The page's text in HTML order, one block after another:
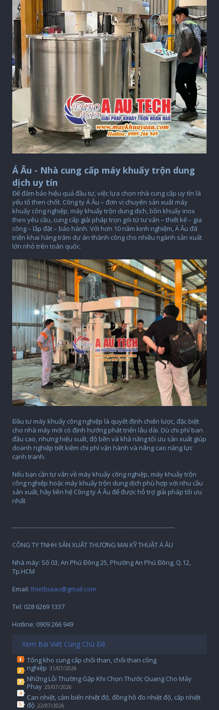
Á Âu - Nhà cung cấp máy khuấy trộn dung
dịch uy tín
Để đảm bảo hiệu quả đầu tư, việc lựa chọn nhà cung cấp uy tín là
yếu tố then chốt. Công ty Á Âu – đơn vị chuyên sản xuất máy
khuấy công nghiệp, máy khuấy trộn dung dịch, bồn khuấy inox
theo yêu cầu, cung cấp giải pháp trọn gói từ tư vấn – thiết kế – gia
công – lắp đặt – bảo hành. Với hơn 10 năm kinh nghiệm, Á Âu đã
triển khai hàng trăm dự án thành công cho nhiều ngành sản xuất
lớn nhỏ trên toàn quốc.
Đầu tư máy khuấy công nghiệp là quyết định chiến lược, đặc biệt
cho nhà máy mới có định hướng phát triển lâu dài. Dù chi phí ban
đầu cao, nhưng hiệu suất, độ bền và khả năng tối ưu sản xuất giúp
doanh nghiệp tiết kiệm chi phí vận hành và nâng cao năng lực
cạnh tranh.
Nếu bạn cần tư vấn về máy khuấy công nghiệp, máy khuấy trộn
công nghiệp hoặc máy khuấy trộn dung dịch phù hợp với nhu cầu
sản xuất, hãy liên hệ Công ty Á Âu để được hỗ trợ giải pháp tối ưu
nhất
-----------------------------------------------------------------------------------
CÔNG TY TNHH SẢN XUẤT THƯƠNG MẠI KỸ THUẬT Á ÂU
Nhà máy: Số 03, An Phú Đông 25, Phường An Phú Đông, Q.12,
Tp.HCM
Email: thietbiaau@gmail.com
Tel: 028 6269 1337
Hotline: 0909 266 949
Xem Bài Viết Cùng Chủ Đề
Tổng kho cung cấp chổi than, chổi than công
nghiệp 31/07/2026
Những Lỗi Thường Gặp Khi Chọn Thước Quang Cho Máy
Phay 25/07/2026
Can nhiệt, cảm biến nhiệt độ, đồng hồ đo nhiệt độ, cặp nhiệt
độ 22/07/2026